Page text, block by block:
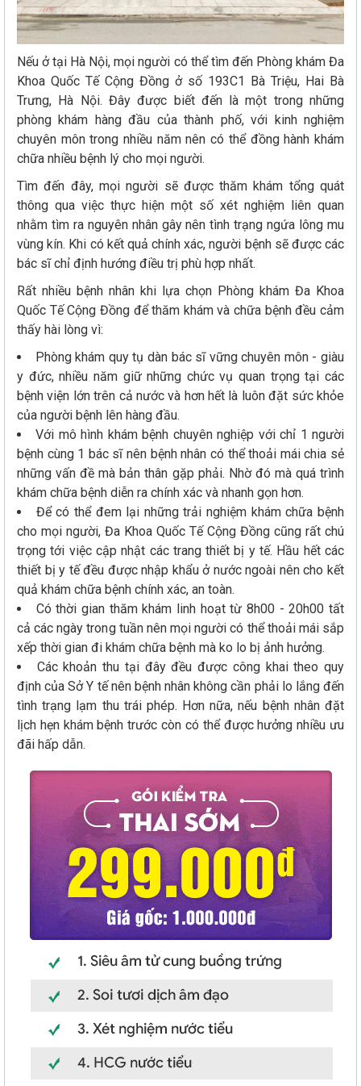
Nếu ở tại Hà Nội, mọi người có thể tìm đến Phòng khám Đa
Khoa Quốc Tế Cộng Đồng ở số 193C1 Bà Triệu, Hai Bà
Trưng, Hà Nội. Đây được biết đến là một trong những
phòng khám hàng đầu của thành phố, với kinh nghiệm
chuyên môn trong nhiều năm nên có thể đồng hành khám
chữa nhiều bệnh lý cho mọi người.
Tìm đến đây, mọi người sẽ được thăm khám tổng quát
thông qua việc thực hiện một số xét nghiệm liên quan
nhằm tìm ra nguyên nhân gây nên tình trạng ngứa lông mu
vùng kín. Khi có kết quả chính xác, người bệnh sẽ được các
bác sĩ chỉ định hướng điều trị phù hợp nhất.
Rất nhiều bệnh nhân khi lựa chọn Phòng khám Đa Khoa
Quốc Tế Cộng Đồng để thăm khám và chữa bệnh đều cảm
thấy hài lòng vì:
Phòng khám quy tụ dàn bác sĩ vững chuyên môn - giàu
y đức, nhiều năm giữ những chức vụ quan trọng tại các
bệnh viện lớn trên cả nước và hơn hết là luôn đặt sức khỏe
của người bệnh lên hàng đầu.
Với mô hình khám bệnh chuyên nghiệp với chỉ 1 người
bệnh cùng 1 bác sĩ nên bệnh nhân có thể thoải mái chia sẻ
những vấn đề mà bản thân gặp phải. Nhờ đó mà quá trình
khám chữa bệnh diễn ra chính xác và nhanh gọn hơn.
Để có thể đem lại những trải nghiệm khám chữa bệnh
cho mọi người, Đa Khoa Quốc Tế Cộng Đồng cũng rất chú
trọng tới việc cập nhật các trang thiết bị y tế. Hầu hết các
thiết bị y tế đều được nhập khẩu ở nước ngoài nên cho kết
quả khám chữa bệnh chính xác, an toàn.
Có thời gian thăm khám linh hoạt từ 8h00 - 20h00 tất
cả các ngày trong tuần nên mọi người có thể thoải mái sắp
xếp thời gian đi khám chữa bệnh mà ko lo bị ảnh hưởng.
Các khoản thu tại đây đều được công khai theo quy
định của Sở Y tế nên bệnh nhân không cần phải lo lắng đến
tình trạng lạm thu trái phép. Hơn nữa, nếu bệnh nhân đặt
lịch hẹn khám bệnh trước còn có thể được hưởng nhiều ưu
đãi hấp dẫn.